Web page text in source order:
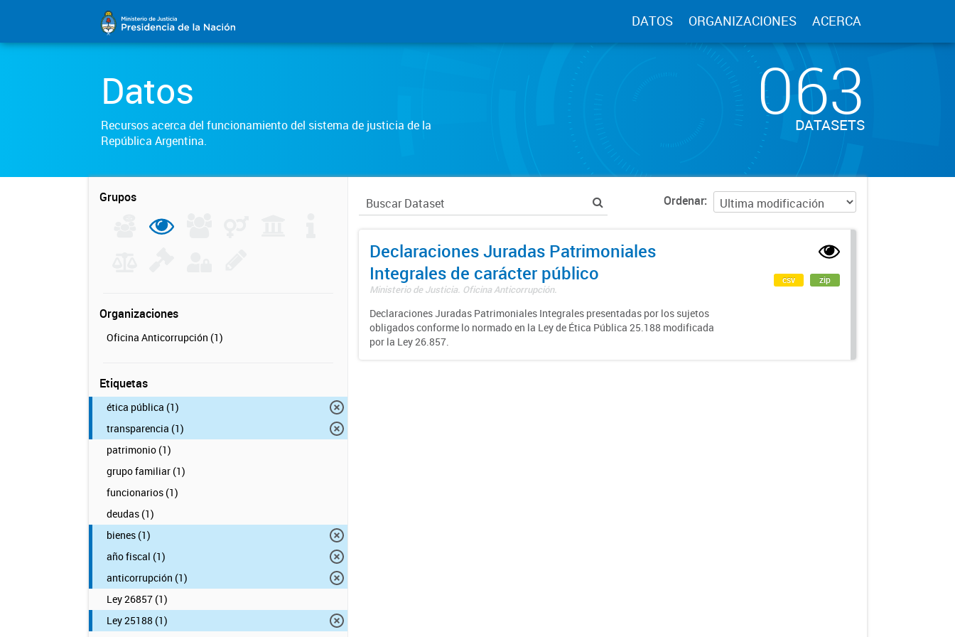
DATOS ORGANIZACIONES ACERCA
Datos
Recursos acerca del funcionamiento del sistema de justicia de la
República Argentina.
063
DATASETS
Grupos
Organizaciones
Oficina Anticorrupción (1)
Etiquetas
ética pública (1)
transparencia (1)
patrimonio (1)
grupo familiar (1)
funcionarios (1)
deudas (1)
bienes (1)
año fiscal (1)
anticorrupción (1)
Ley 26857 (1)
Ley 25188 (1)
Ordenar
Declaraciones Juradas Patrimoniales
Integrales de carácter público
Ministerio de Justicia. Oficina Anticorrupción.
Declaraciones Juradas Patrimoniales Integrales presentadas por los sujetos
obligados conforme lo normado en la Ley de Ética Pública 25.188 modificada
por la Ley 26.857.
csv zip